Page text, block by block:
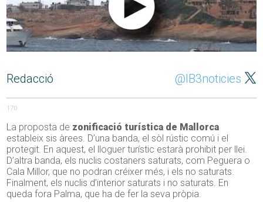
Redacció @IB3noticies
170
La proposta de zonificació turística de Mallorca
estableix sis àrees. D’una banda, el sòl rústic comú i el
protegit. En aquest, el lloguer turístic estarà prohibit per llei.
D’altra banda, els nuclis costaners saturats, com Peguera o
Cala Millor, que no podran créixer més, i els no saturats.
Finalment, els nuclis d’interior saturats i no saturats. En
queda fora Palma, que ha de fer la seva pròpia.